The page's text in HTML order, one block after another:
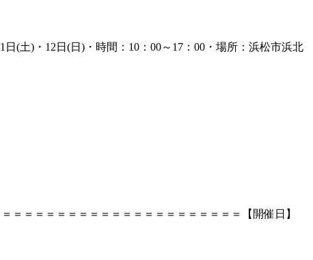
(土)・12日(日)・時間：10：00～17：00・場所：浜松市浜北
＝＝＝＝＝＝＝＝＝＝＝＝＝＝＝＝＝＝＝＝＝【開催日】